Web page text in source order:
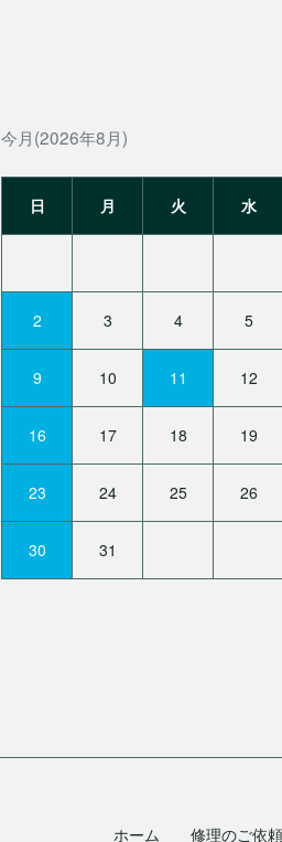
今月(2026年8月)
日 月 火 水
2 3 4 5
9 10 11 12
16 17 18 19
23 24 25 26
30 31
ホーム 修理のご依頼